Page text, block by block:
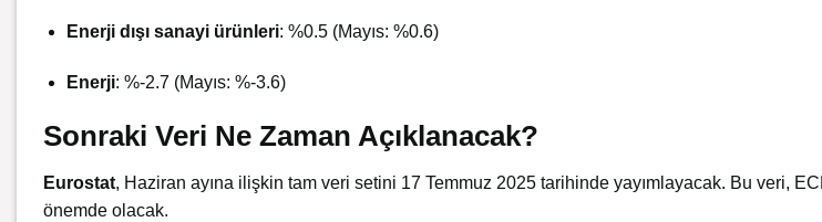
Enerji dışı sanayi ürünleri: %0.5 (Mayıs: %0.6)
Enerji: %-2.7 (Mayıs: %-3.6)
Sonraki Veri Ne Zaman Açıklanacak?
Eurostat, Haziran ayına ilişkin tam veri setini 17 Temmuz 2025 tarihinde yayımlayacak. Bu veri,
önemde olacak.